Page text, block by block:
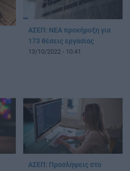
ΑΣΕΠ: ΝΕΑ προκήρυξη για
173 θέσεις εργασίας
13/10/2022 - 10:41
ΑΣΕΠ: Προσλήψεις στο